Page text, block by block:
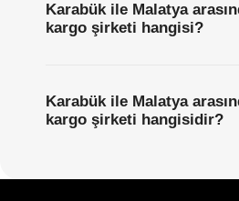
Karabük ile Malatya
kargo şirketi hangisi?
Karabük ile Malatya
kargo şirketi hangisidir?